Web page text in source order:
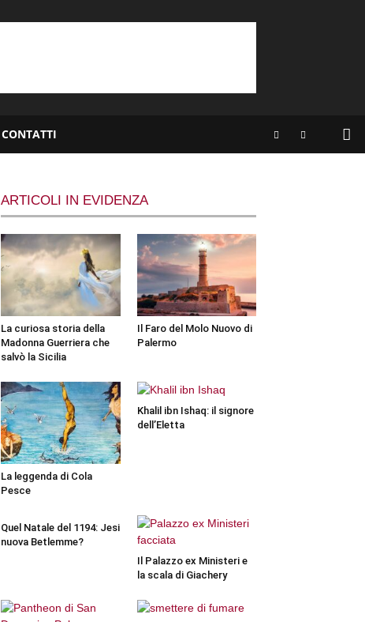
CONTATTI
ARTICOLI IN EVIDENZA
La curiosa storia della
Madonna Guerriera che
salvò la Sicilia
Il Faro del Molo Nuovo di
Palermo
La leggenda di Cola
Pesce
Khalil ibn Ishaq: il signore
dell’Eletta
Quel Natale del 1194: Jesi
nuova Betlemme?
Il Palazzo ex Ministeri e
la scala di Giachery